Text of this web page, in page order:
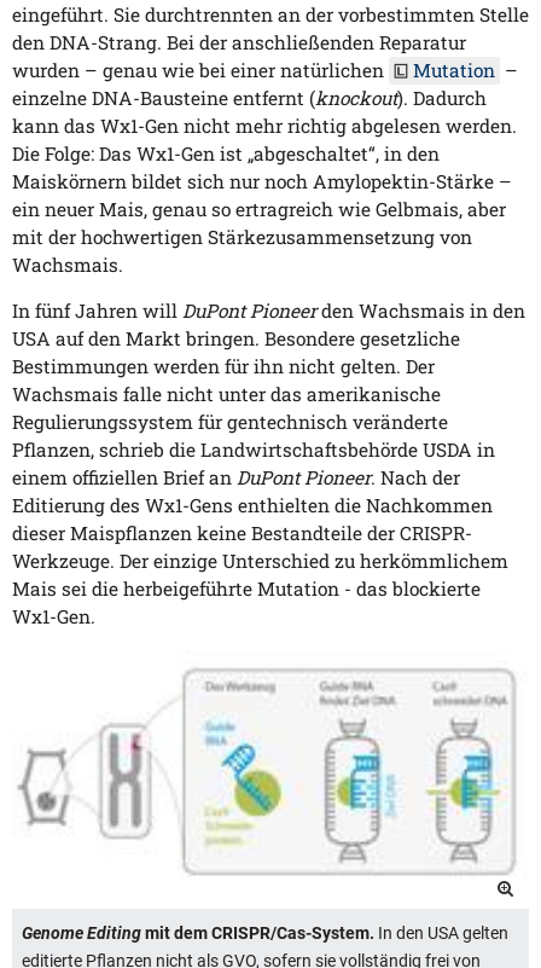
eingeführt. Sie durchtrennten an der vorbestimmten Stelle
den DNA-Strang. Bei der anschließenden Reparatur
wurden – genau wie bei einer natürlichen
Mutation –
einzelne DNA-Bausteine entfernt (knockout). Dadurch
kann das Wx1-Gen nicht mehr richtig abgelesen werden.
Die Folge: Das Wx1-Gen ist „abgeschaltet“, in den
Maiskörnern bildet sich nur noch Amylopektin-Stärke –
ein neuer Mais, genau so ertragreich wie Gelbmais, aber
mit der hochwertigen Stärkezusammensetzung von
Wachsmais.
In fünf Jahren will DuPont Pioneerden Wachsmais in den
USA auf den Markt bringen. Besondere gesetzliche
Bestimmungen werden für ihn nicht gelten. Der
Wachsmais falle nicht unter das amerikanische
Regulierungssystem für gentechnisch veränderte
Pflanzen, schrieb die Landwirtschaftsbehörde USDA in
einem offiziellen Brief an DuPont Pioneer. Nach der
Editierung des Wx1-Gens enthielten die Nachkommen
dieser Maispflanzen keine Bestandteile der CRISPR-
Werkzeuge. Der einzige Unterschied zu herkömmlichem
Mais sei die herbeigeführte Mutation - das blockierte
Wx1-Gen.
Genome Editingmit dem CRISPR/Cas-System. In den USA gelten
editierte Pflanzen nicht als GVO, sofern sie vollständig frei von